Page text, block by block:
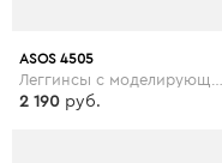
ASOS 4505
2 190 руб.